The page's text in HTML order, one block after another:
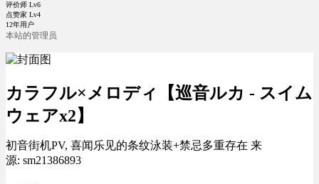
评价师 Lv6
点赞家 Lv4
12年用户
本站的管理员
カラフル×メロディ【巡音ルカ - スイム
ウェアx2】
初音街机PV, 喜闻乐见的条纹泳装+禁忌多重存在 来
源: sm21386893